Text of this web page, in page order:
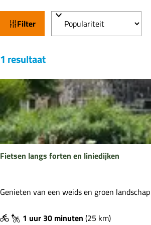
W
a
z
e
k
j
e
Filter
t
e
r
p
:
1 resultaat
S
r
t
e
r
o
p
Fietsen langs forten en liniedijken
F
e
Genieten van een weids en groen
1 uur 30 minuten (25 km)